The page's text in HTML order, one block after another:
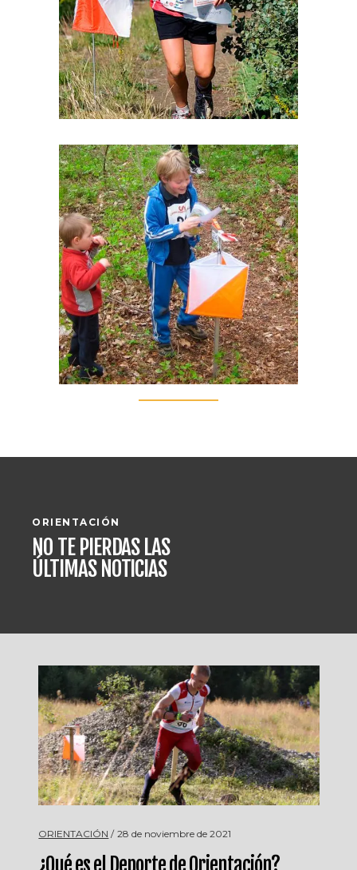
ORIENTACIÓN
NO TE PIERDAS LAS
ÚLTIMAS NOTICIAS
ORIENTACIÓN 28 de noviembre de 2021